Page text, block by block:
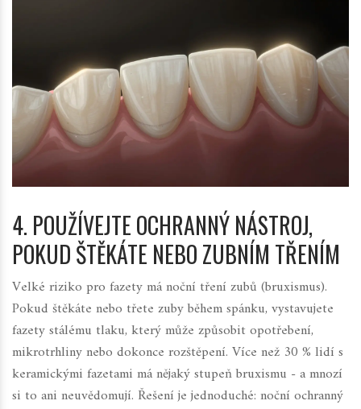
4. POUŽÍVEJTE OCHRANNÝ NÁSTROJ,
POKUD ŠTĚKÁTE NEBO ZUBNÍM TŘENÍM
Velké riziko pro fazety má noční tření zubů (bruxismus).
Pokud štěkáte nebo třete zuby během spánku, vystavujete
fazety stálému tlaku, který může způsobit opotřebení,
mikrotrhliny nebo dokonce rozštěpení. Více než 30 % lidí s
keramickými fazetami má nějaký stupeň bruxismu - a mnozí
si to ani neuvědomují. Řešení je jednoduché: noční ochranný